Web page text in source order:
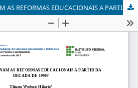
A QUE(M) SE DESTINAM AS REFORMAS EDUCACIONAIS A PARTIR DA DÉCADA DE 1990?